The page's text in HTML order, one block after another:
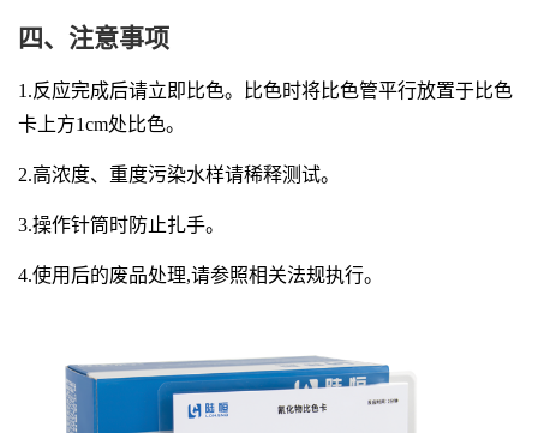
四、 注意事项
1.反应完成后请立即比色。比色时将比色管平行放置于比色
卡上方1cm处比色。
2.高浓度、重度污染水样请稀释测试。
3.操作针筒时防止扎手。
4.使用后的废品处理,请参照相关法规执行。